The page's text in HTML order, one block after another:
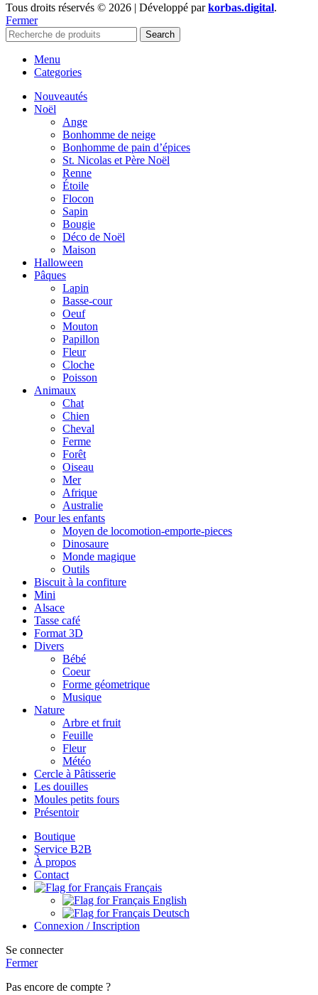
Tous droits réservés © 2026 | Développé parkorbas.digital.
Fermer
Search
Menu
Categories
Nouveautés
Noël
Ange
Bonhomme de neige
Bonhomme de pain d’épices
St. Nicolas et Père Noël
Renne
Étoile
Flocon
Sapin
Bougie
Déco de Noël
Maison
Halloween
Pâques
Lapin
Basse-cour
Oeuf
Mouton
Papillon
Fleur
Cloche
Poisson
Animaux
Chat
Chien
Cheval
Ferme
Forêt
Oiseau
Mer
Afrique
Australie
Pour les enfants
Moyen de locomotion-emporte-pieces
Dinosaure
Monde magique
Outils
Biscuit à la confiture
Mini
Alsace
Tasse café
Format 3D
Divers
Bébé
Coeur
Forme géometrique
Musique
Nature
Arbre et fruit
Feuille
Fleur
Météo
Cercle à Pâtisserie
Les douilles
Moules petits fours
Présentoir
Boutique
Service B2B
À propos
Contact
Français
English
Deutsch
Connexion / Inscription
Se connecter
Fermer
Pas encore de compte ?